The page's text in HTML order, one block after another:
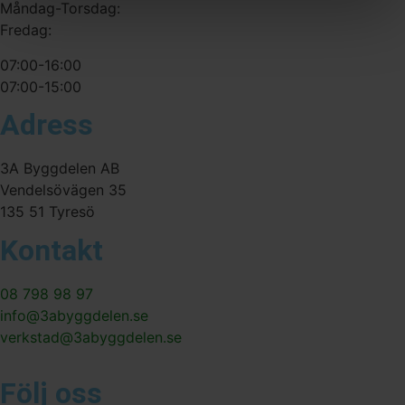
Måndag-Torsdag:
Fredag:
07:00-16:00
07:00-15:00
Adress
3A Byggdelen AB
Vendelsövägen 35
135 51 Tyresö
Kontakt
08 798 98 97
info@3abyggdelen.se
verkstad@3abyggdelen.se
Följ oss